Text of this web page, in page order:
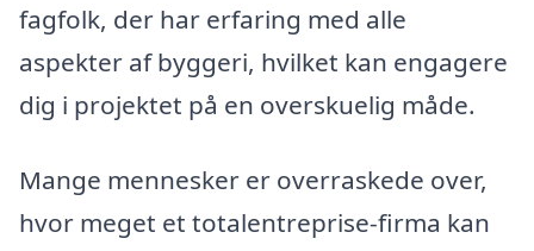
fagfolk, der har erfaring med alle
aspekter af byggeri, hvilket kan engagere
dig i projektet på en overskuelig måde.
Mange mennesker er overraskede over,
hvor meget et totalentreprise-firma kan